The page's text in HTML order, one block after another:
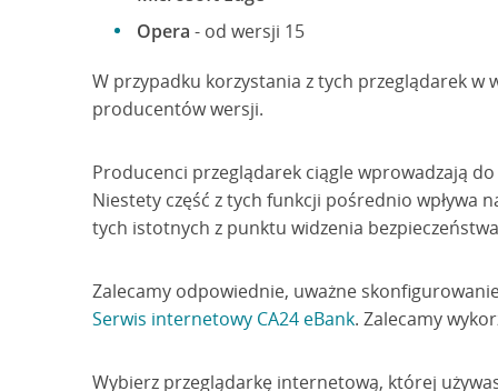
Opera - od wersji 15
W przypadku korzystania z tych przeglądarek
producentów wersji.
Producenci przeglądarek ciągle wprowadzają
Niestety część z tych funkcji pośrednio wpływa
tych istotnych z punktu widzenia
Zalecamy odpowiednie, uważne
Serwis internetowy CA24 eBank. Zalecamy
Wybierz przeglądarkę internetową, której